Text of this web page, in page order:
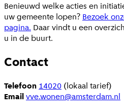
Benieuwd welke acties en
uw gemeente lopen? Bezoek
pagina. Daar vindt u een
u in de buurt.
Contact
Telefoon 14020 (lokaal tarief)
Emailvve.wonen@amsterdam.nl